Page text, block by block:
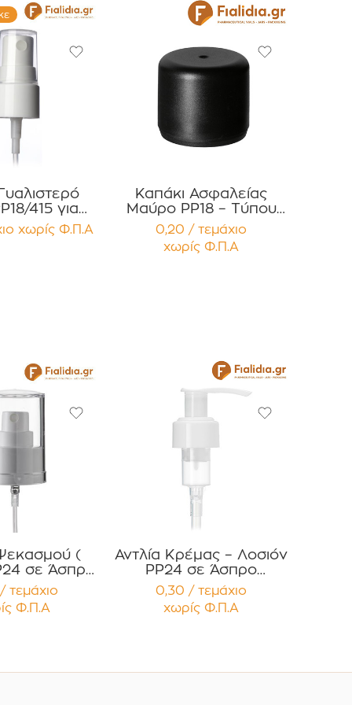
415 για
Αρωμάτων
12
χωρίς Φ.Π.Α
Καπάκι Ασφαλείας
Μαύρο PP18 – Τύπου
Two-Part / Total Oval
με Εσωτερικό
Σταγονόμετρο
0,20 / τεμάχιο
χωρίς Φ.Π.Α
(
σε Άσπρο
διάφανο
τεμάχιο
Φ.Π.Α
Αντλία Κρέμας – Λοσιόν
PP24 σε Άσπρο
Γυαλιστερό Χρώμα
Συσκευασία 12
τεμαχίων
0,30 / τεμάχιο
χωρίς Φ.Π.Α